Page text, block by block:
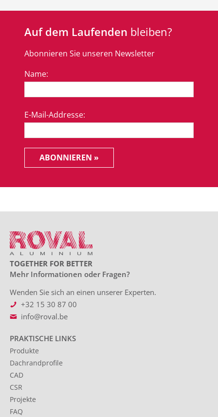
Auf dem Laufenden bleiben?
Abonnieren Sie unseren Newsletter
Name:
E-Mail-Addresse:
ABONNIEREN »
TOGETHER FOR BETTER
Mehr Informationen oder Fragen?
Wenden Sie sich an einen unserer Experten.
+32 15 30 87 00
info@roval.be
PRAKTISCHE LINKS
Produkte
Dachrandprofile
CAD
CSR
Projekte
FAQ